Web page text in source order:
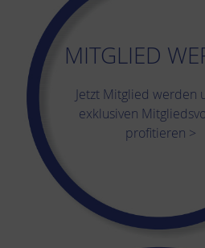
MITGLIED
Jetzt Mitglied werden
exklusiven
profitieren >